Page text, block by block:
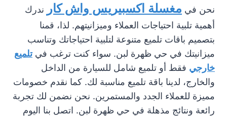
نحن في مغسلة اكسبيريس واش كار
ندرك
أهمية تلبية احتياجات العملاء وميزانيتهم. لذا، قمنا
بتصميم باقات تلميع متنوعة لتلبية احتياجاتك وتناسب
ميزانيتك في حي ظهرة لبن. سواء كنت ترغب فيتلميع
خارجي فقط أو تلميع شامل للسيارة من الداخل
والخارج، لدينا باقة تلميع مناسبة لك. كما نقدم خصومات
مميزة للعملاء الجدد والمستمرين. نحن نضمن لك تجربة
رائعة ونتائج مذهلة في حي ظهرة لبن. اتصل بنا اليوم